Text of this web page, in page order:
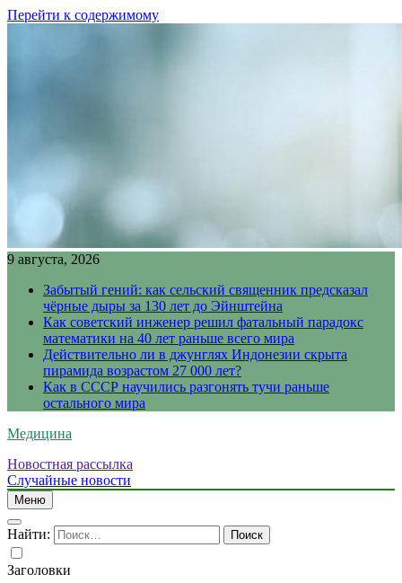
Перейти к содержимому
9 августа, 2026
Забытый гений: как сельский священник предсказал
чёрные дыры за 130 лет до Эйнштейна
Как советский инженер решил фатальный парадокс
математики на 40 лет раньше всего мира
Действительно ли в джунглях Индонезии скрыта
пирамида возрастом 27 000 лет?
Как в СССР научились разгонять тучи раньше
остального мира
Медицина
Новостная рассылка
Случайные новости
Меню
Найти:
Заголовки